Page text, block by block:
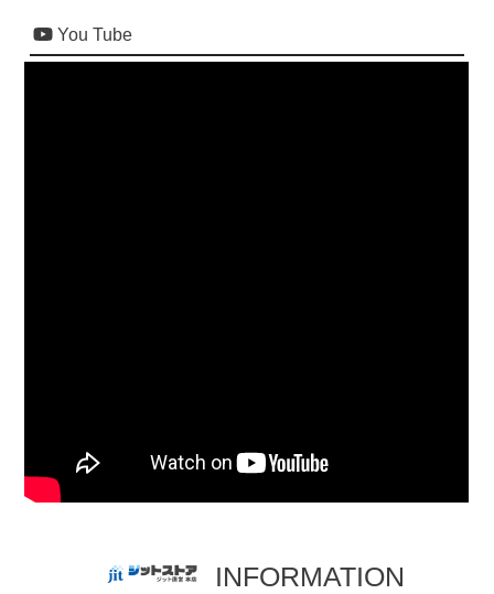
You Tube
INFORMATION